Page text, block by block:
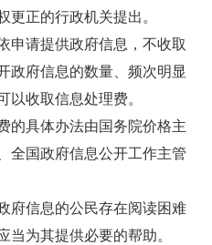
更正的行政机关提出。
请提供政府信息，不收取
政府信息的数量、频次明显
以收取信息处理费。
的具体办法由国务院价格主
全国政府信息公开工作主管
信息的公民存在阅读困难
当为其提供必要的帮助。